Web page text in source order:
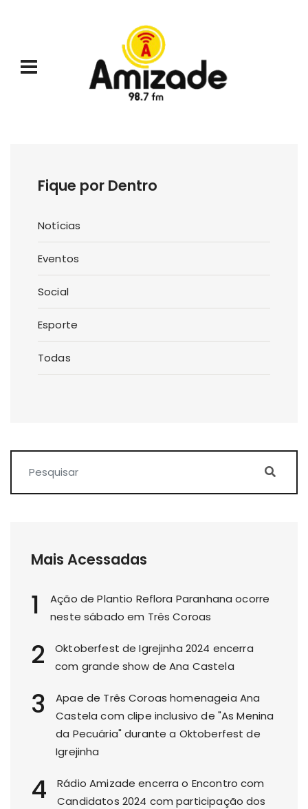
Fique por Dentro
Notícias
Eventos
Social
Esporte
Todas
Mais Acessadas
1
Ação de Plantio Reflora Paranhana ocorre
neste sábado em Três Coroas
2
Oktoberfest de Igrejinha 2024 encerra
com grande show de Ana Castela
3
Apae de Três Coroas homenageia Ana
Castela com clipe inclusivo de "As Menina
da Pecuária" durante a Oktoberfest de
Igrejinha
4
Rádio Amizade encerra o Encontro com
Candidatos 2024 com participação dos